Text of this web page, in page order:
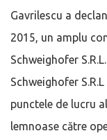
Gavrilescu a
2015, un amplu
Schweighofer
Schweighofer
punctele de lucru
lemnoase către